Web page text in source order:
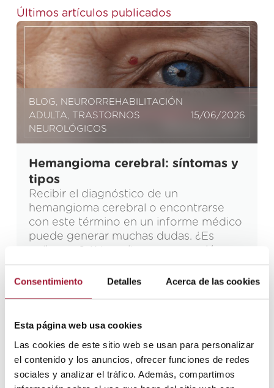
Consentimiento Detalles Acerca de las cookies
Esta página web usa cookies
Las cookies de este sitio web se usan para personalizar
el contenido y los anuncios, ofrecer funciones de redes
sociales y analizar el tráfico. Además, compartimos
Últimos artículos publicados
BLOG
NEURORREHABILITACIÓN
ADULTA
TRASTORNOS
NEUROLÓGICOS
15/06/2026
Hemangioma cerebral: síntomas y
tipos
Recibir el diagnóstico de un
hemangioma cerebral o encontrarse
con este término en un informe médico
puede generar muchas dudas. ¿Es
mayoría de estas anomalías vasculares
obstante, cuando el hemangioma
Leer más